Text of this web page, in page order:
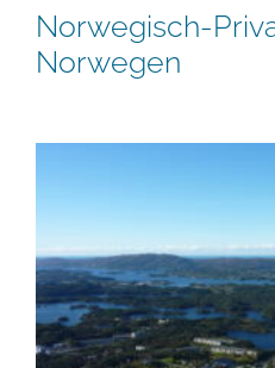
Norwegisch-
Norwegen